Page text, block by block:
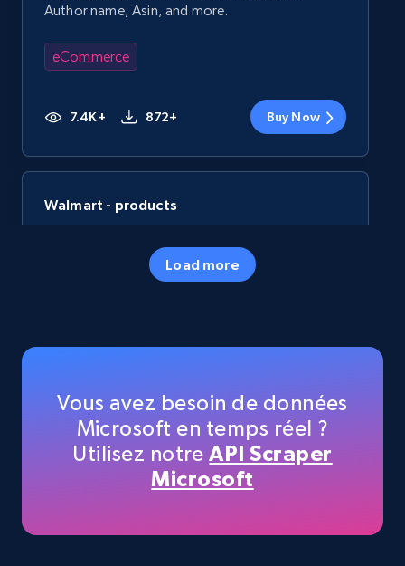
Author name, Asin, and more.
eCommerce
7.4K+ 872+ Buy Now
Walmart - products
Specifications, Image urls, Top reviews, and
URL, Title, Available, Description, Currency, Initial
Load more
Vous avez besoin de données
Microsoft en temps réel ?
Utilisez notreAPI Scraper
Microsoft